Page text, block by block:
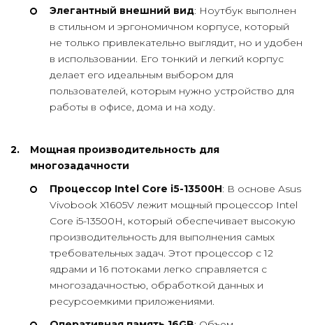
Элегантный внешний вид: Ноутбук выполнен
в стильном и эргономичном корпусе, который
не только привлекательно выглядит, но и удобен
в использовании. Его тонкий и легкий корпус
делает его идеальным выбором для
пользователей, которым нужно устройство для
работы в офисе, дома и на ходу.
Мощная производительность для
многозадачности
Процессор Intel Core i5-13500H: В основе Asus
Vivobook X1605V лежит мощный процессор Intel
Core i5-13500H, который обеспечивает высокую
производительность для выполнения самых
требовательных задач. Этот процессор с 12
ядрами и 16 потоками легко справляется с
многозадачностью, обработкой данных и
ресурсоемкими приложениями.